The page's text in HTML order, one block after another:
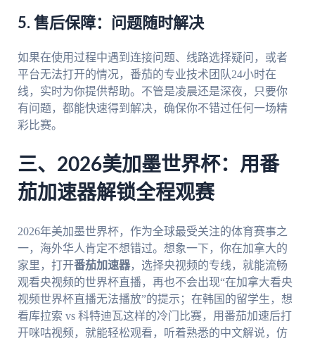
5. 售后保障：问题随时解决
如果在使用过程中遇到连接问题、线路选择疑问，或者
平台无法打开的情况，番茄的专业技术团队24小时在
线，实时为你提供帮助。不管是凌晨还是深夜，只要你
有问题，都能快速得到解决，确保你不错过任何一场精
彩比赛。
三、2026美加墨世界杯：用番
茄加速器解锁全程观赛
2026年美加墨世界杯，作为全球最受关注的体育赛事之
一，海外华人肯定不想错过。想象一下，你在加拿大的
家里，打开番茄加速器，选择央视频的专线，就能流畅
观看央视频的世界杯直播，再也不会出现“在加拿大看央
视频世界杯直播无法播放”的提示；在韩国的留学生，想
看库拉索 vs 科特迪瓦这样的冷门比赛，用番茄加速后打
开咪咕视频，就能轻松观看，听着熟悉的中文解说，仿